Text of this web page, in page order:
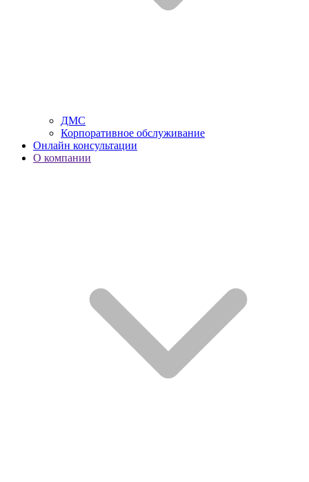
ДМС
Корпоративное обслуживание
Онлайн консультации
О компании